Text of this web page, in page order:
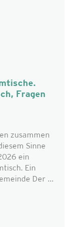
Fragen
zusammen
Sinne
ein
Ein
Der ...